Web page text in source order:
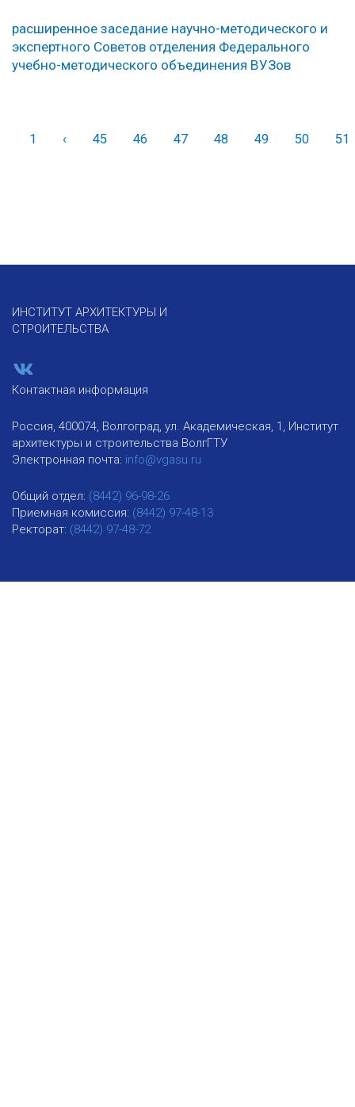
расширенное заседание научно-методического и
экспертного Советов отделения Федерального
учебно-методического объединения ВУЗов
1 ‹Назад
45 46 47 48 49 50 51
ИНСТИТУТ АРХИТЕКТУРЫ И
СТРОИТЕЛЬСТВА
Контактная информация
Россия, 400074, Волгоград, ул. Академическая, 1, Институт
архитектуры и строительства ВолгГТУ
Электронная почта: info@vgasu.ru
Общий отдел: (8442) 96-98-26
Приемная комиссия: (8442) 97-48-13
Ректорат: (8442) 97-48-72